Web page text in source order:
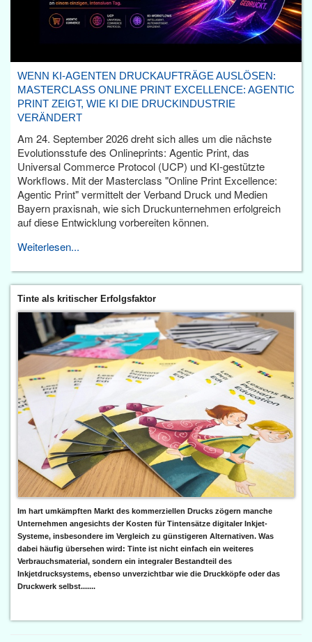
WENN KI-AGENTEN DRUCKAUFTRÄGE AUSLÖSEN:
MASTERCLASS ONLINE PRINT EXCELLENCE: AGENTIC
PRINT ZEIGT, WIE KI DIE DRUCKINDUSTRIE
VERÄNDERT
Am 24. September 2026 dreht sich alles um die nächste
Evolutionsstufe des Onlineprints: Agentic Print, das
Universal Commerce Protocol (UCP) und KI-gestützte
Workflows. Mit der Masterclass "Online Print Excellence:
Agentic Print" vermittelt der Verband Druck und Medien
Bayern praxisnah, wie sich Druckunternehmen erfolgreich
auf diese Entwicklung vorbereiten können.
Weiterlesen...
Tinte als kritischer Erfolgsfaktor
Im hart umkämpften Markt des kommerziellen Drucks zögern manche
Unternehmen angesichts der Kosten für Tintensätze digitaler Inkjet-
Systeme, insbesondere im Vergleich zu günstigeren Alternativen. Was
dabei häufig übersehen wird: Tinte ist nicht einfach ein weiteres
Verbrauchsmaterial, sondern ein integraler Bestandteil des
Inkjetdrucksystems, ebenso unverzichtbar wie die Druckköpfe oder das
Druckwerk selbst.......